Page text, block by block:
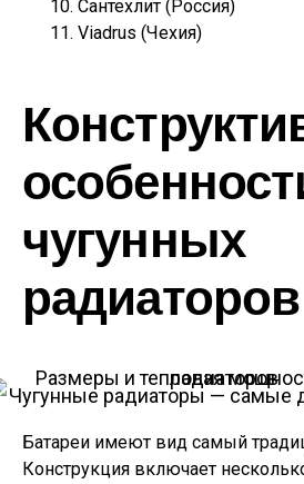
Сантехлит (Россия)
Viadrus (Чехия)
чугунных
радиаторов
Чугунные радиаторы — самые
Батареи имеют вид самый
Конструкция включает